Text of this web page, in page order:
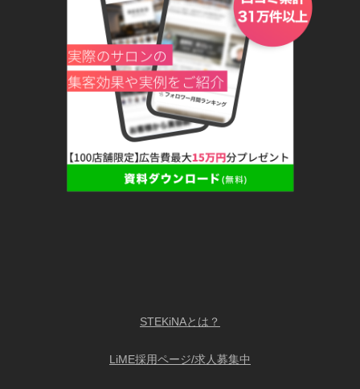
STEKiNAとは？
LiME採用ページ/求人募集中